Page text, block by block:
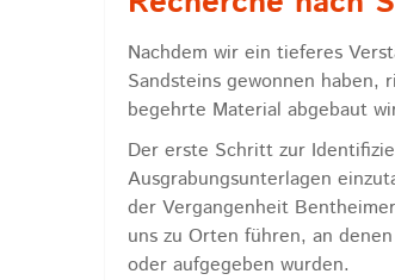
Nachdem wir ein tieferes
Sandsteins gewonnen
begehrte Material abgebaut
Der erste Schritt zur
Ausgrabungsunterlagen
der Vergangenheit
uns zu Orten führen, an
oder aufgegeben wurden.